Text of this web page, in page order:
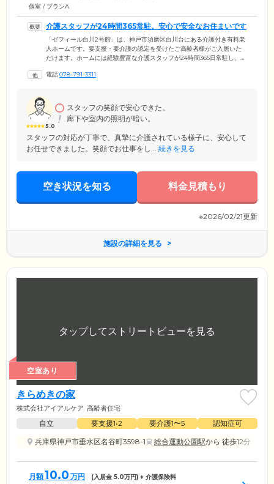
個室 / プランA
介護スタッフが24時間365常駐。安心で安全なお住まいです
「ゼフィール白川2号館」は、神戸市須磨区白川台にある介護付き有料老
人ホームです。要支援・要介護の認定を受けたご高齢者様がご入居いた
だけます。ホームには経験豊富な介護スタッフが24時間365日常駐し、ご
介護サービスの利用料は、ご入居者様の介護度に応じて定額制となって
う、家賃を含めた月額利用料は一般的な有料老人ホームよりも抑えてい
ます。
電話078-791-3311
5.0
スタッフの笑顔で安心できた。
廊下や室内の照明が暗い。
スタッフの対応が丁寧で、真摯に介護されている様子に、安心して
お任せできました。笑顔でお仕事をし... 続きを見る
空き状況を知る 料金見積もり
※2026/02/21更新
施設の詳細を見る
空室あり
きらめきの家
株式会社アイアルケア 高齢者住宅
自立 要支援1•2 要介護1〜5
認知症可
兵庫県神戸市垂水区名谷町3598-1
総合運動公園駅から 徒歩12分
月額10.0 万円 (入居金 5.0万円) + 介護保険料